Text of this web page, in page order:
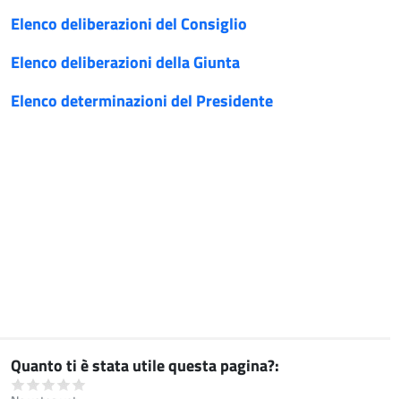
Elenco deliberazioni del Consiglio
Elenco deliberazioni della Giunta
Elenco determinazioni del Presidente
Quanto ti è stata utile questa pagina?